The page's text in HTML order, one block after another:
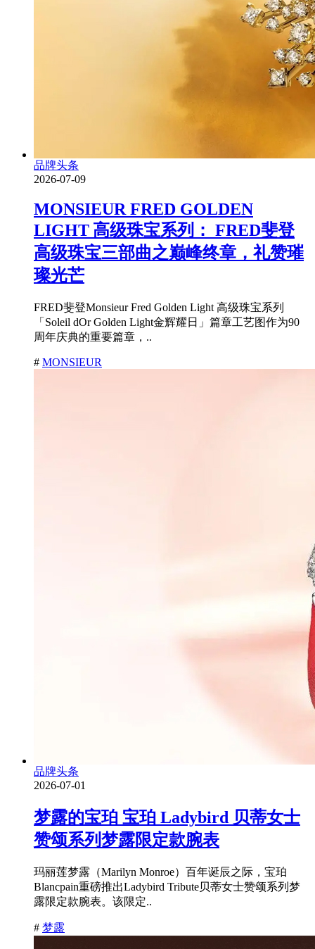
品牌头条
2026-07-09
MONSIEUR FRED GOLDEN
LIGHT 高级珠宝系列： FRED斐登
高级珠宝三部曲之巅峰终章，礼赞璀
璨光芒
FRED斐登Monsieur Fred Golden Light 高级珠宝系列
「Soleil dOr Golden Light金辉耀日」篇章工艺图作为90
周年庆典的重要篇章，..
# MONSIEUR
品牌头条
2026-07-01
梦露的宝珀 宝珀 Ladybird 贝蒂女士
赞颂系列梦露限定款腕表
玛丽莲梦露（Marilyn Monroe）百年诞辰之际，宝珀
Blancpain重磅推出Ladybird Tribute贝蒂女士赞颂系列梦
露限定款腕表。该限定..
# 梦露